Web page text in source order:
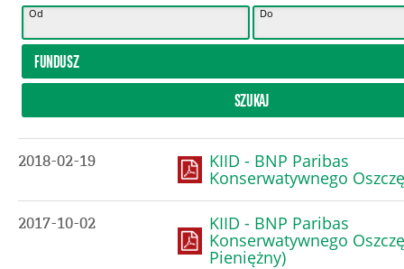
Od Do
2018-02-19 KIID - BNP Paribas
Konserwatywnego
2017-10-02 KIID - BNP Paribas
Konserwatywnego
Pieniężny)